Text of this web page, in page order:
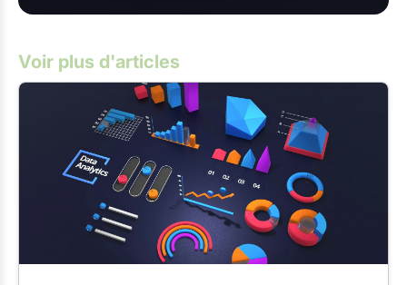
Voir plus d'articles